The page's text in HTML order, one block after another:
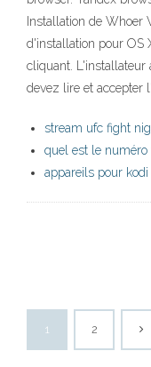
Installation de Whoer
d'installation pour OS
cliquant. L'installateur
devez lire et accepter
stream ufc fight
quel est le numéro
appareils pour kodi
1 2